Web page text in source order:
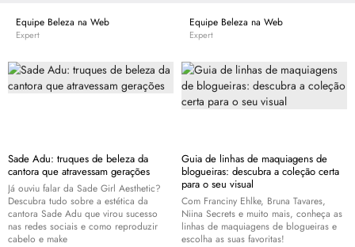
Equipe Beleza na Web
Expert
Sade Adu: truques de beleza da
cantora que atravessam gerações
Já ouviu falar da Sade Girl Aesthetic?
Descubra tudo sobre a estética da
cantora Sade Adu que virou sucesso
nas redes sociais e como reproduzir
cabelo e make
Equipe Beleza na Web
Expert
Guia de linhas de maquiagens de
blogueiras: descubra a coleção certa
para o seu visual
Com Franciny Ehlke, Bruna Tavares,
Niina Secrets e muito mais, conheça as
linhas de maquiagens de blogueiras e
escolha as suas favoritas!